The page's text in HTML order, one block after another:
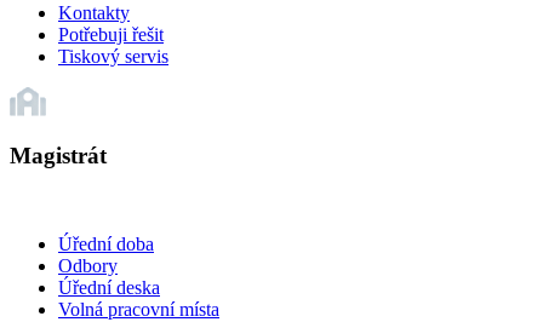
Kontakty
Potřebuji řešit
Tiskový servis
Magistrát
Úřední doba
Odbory
Úřední deska
Volná pracovní místa